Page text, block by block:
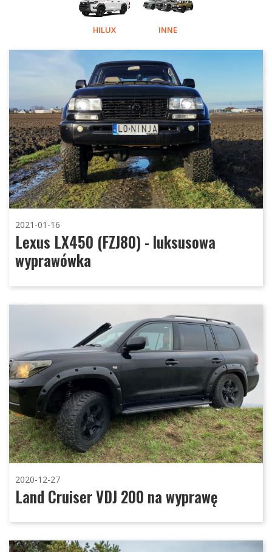
HILUX INNE
2021-01-16
Lexus LX450 (FZJ80) - luksusowa
wyprawówka
2020-12-27
Land Cruiser VDJ 200 na wyprawę